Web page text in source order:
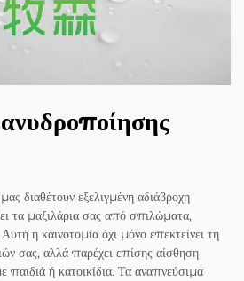
διαθέτουν εξελιγμένη αδιάβροχη
τα μαξιλάρια σας από σπιλώματα,
η καινοτομία όχι μόνο επεκτείνει τη
σας, αλλά παρέχει επίσης αίσθηση
παιδιά ή κατοικίδια. Τα αναπνεύσιμα